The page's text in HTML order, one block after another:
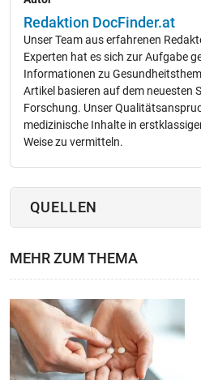
Redaktion DocFinder.at
Unser Team aus erfahrenen
Experten hat es sich zur Aufgabe
Informationen zu
Artikel basieren auf dem neuesten
Forschung. Unser
medizinische Inhalte in
Weise zu vermitteln.
QUELLEN
MEHR ZUM THEMA